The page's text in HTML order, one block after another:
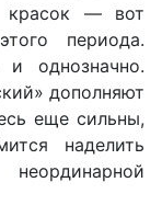
красок — вот
периода.
однозначно.
дополняют
еще сильны,
наделить